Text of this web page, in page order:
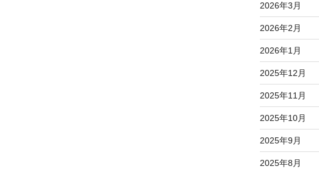
2026年3月
2026年2月
2026年1月
2025年12月
2025年11月
2025年10月
2025年9月
2025年8月